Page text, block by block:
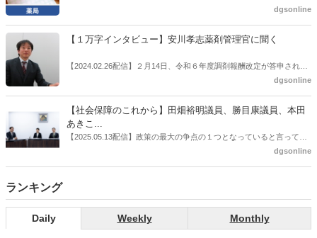
の、薬剤師業界の強い危機感の裏返しといってもいいだろう。本稿で
推進」などが目的とされることが多かった地域フォーミュラリの作
た。医薬品の安定供給確保だ。10月22日に開かれた「日本フォーミュ
飯田市）は、会員薬局から安定供給確保への強い要望があったことを
受け、安定供給確保が見込めるPPI３成分について銘柄を含めて選定
dgsonline
【１万字インタビュー】安川孝志薬剤管理官に聞く
【2024.02.26配信】２月14日、令和６年度調剤報酬改定が答申され
た。本紙では、厚生労働省保険局医療課・薬剤管理官の安川孝志氏
dgsonline
【社会保障のこれから】田畑裕明議員、勝目康議員、本田
あきこ...
【2025.05.13配信】政策の最大の争点の１つとなっていると言っても
よいのが社会保障のこれからのあり方だ。特に与党では、政府関係者
dgsonline
ランキング
Daily Weekly Monthly